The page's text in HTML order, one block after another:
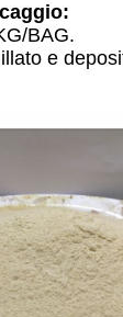
BAG.
e